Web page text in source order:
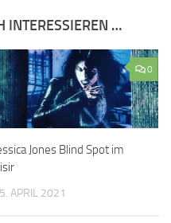
INTERESSIEREN …
0
Jones Blind Spot im
APRIL 2021